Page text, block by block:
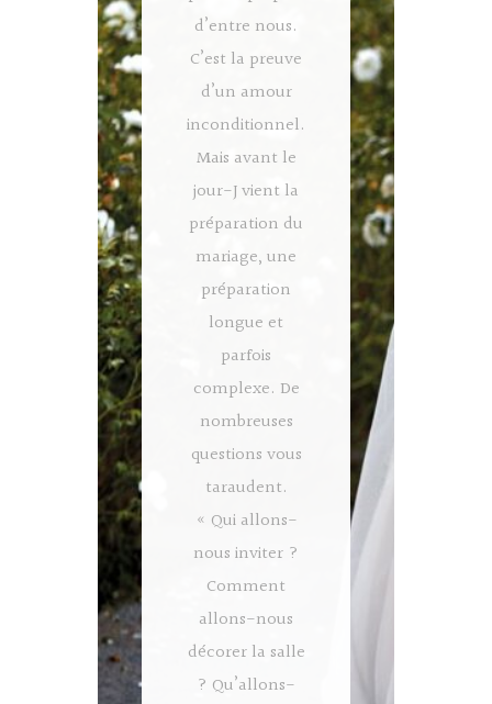
d’entre nous.
C’est la preuve
d’un amour
inconditionnel.
Mais avant le
jour-J vient la
préparation du
mariage, une
préparation
longue et
parfois
complexe. De
nombreuses
questions vous
taraudent.
« Qui allons-
nous inviter ?
Comment
allons-nous
décorer la salle
? Qu’allons-